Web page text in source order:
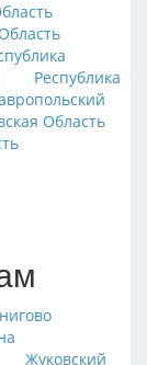
Республика
Область
Жуковский